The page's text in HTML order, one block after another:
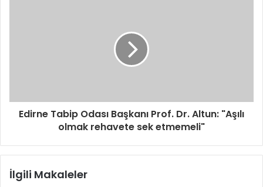
Edirne Tabip Odası Başkanı Prof. Dr. Altun: "Aşılı
olmak rehavete sek etmemeli"
İlgili Makaleler